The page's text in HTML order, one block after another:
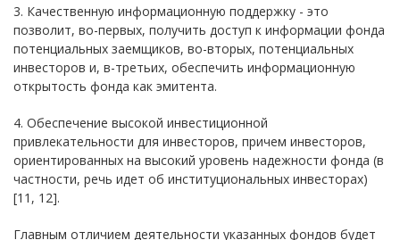
3. Качественную информационную поддержку - это
позволит, во-первых, получить доступ к информации фонда
потенциальных заемщиков, во-вторых, потенциальных
инвесторов и, в-третьих, обеспечить информационную
открытость фонда как эмитента.
4. Обеспечение высокой инвестиционной
привлекательности для инвесторов, причем инвесторов,
ориентированных на высокий уровень надежности фонда (в
частности, речь идет об институциональных инвесторах)
[11, 12].
Главным отличием деятельности указанных фондов будет